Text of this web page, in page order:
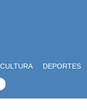
CULTURA DEPORTES